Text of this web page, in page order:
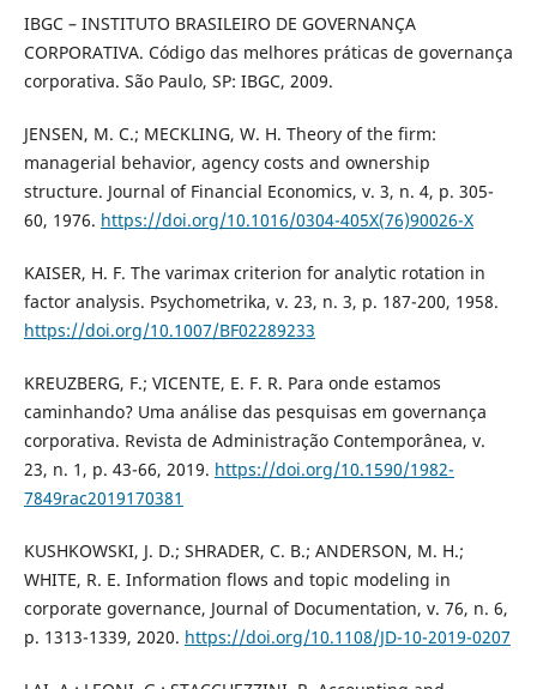
IBGC – INSTITUTO BRASILEIRO DE GOVERNANÇA
CORPORATIVA. Código das melhores práticas de governança
corporativa. São Paulo, SP: IBGC, 2009.
JENSEN, M. C.; MECKLING, W. H. Theory of the firm:
managerial behavior, agency costs and ownership
structure. Journal of Financial Economics, v. 3, n. 4, p. 305-
60, 1976. https://doi.org/10.1016/0304-405X(76)90026-X
KAISER, H. F. The varimax criterion for analytic rotation in
factor analysis. Psychometrika, v. 23, n. 3, p. 187-200, 1958.
https://doi.org/10.1007/BF02289233
KREUZBERG, F.; VICENTE, E. F. R. Para onde estamos
caminhando? Uma análise das pesquisas em governança
corporativa. Revista de Administração Contemporânea, v.
23, n. 1, p. 43-66, 2019. https://doi.org/10.1590/1982-
7849rac2019170381
KUSHKOWSKI, J. D.; SHRADER, C. B.; ANDERSON, M. H.;
WHITE, R. E. Information flows and topic modeling in
corporate governance, Journal of Documentation, v. 76, n. 6,
p. 1313-1339, 2020. https://doi.org/10.1108/JD-10-2019-0207